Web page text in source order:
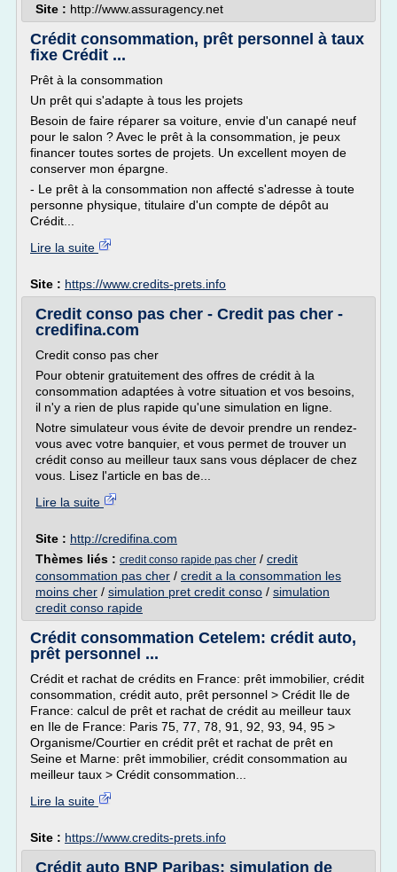
Site : http://www.assuragency.net
Crédit consommation, prêt personnel à taux
fixe Crédit ...
Prêt à la consommation
Un prêt qui s'adapte à tous les projets
Besoin de faire réparer sa voiture, envie d'un canapé neuf
pour le salon ? Avec le prêt à la consommation, je peux
financer toutes sortes de projets. Un excellent moyen de
conserver mon épargne.
- Le prêt à la consommation non affecté s'adresse à toute
personne physique, titulaire d'un compte de dépôt au
Crédit...
Lire la suite
Site : https://www.credits-prets.info
Credit conso pas cher - Credit pas cher -
credifina.com
Credit conso pas cher
Pour obtenir gratuitement des offres de crédit à la
consommation adaptées à votre situation et vos besoins,
il n'y a rien de plus rapide qu'une simulation en ligne.
Notre simulateur vous évite de devoir prendre un rendez-
vous avec votre banquier, et vous permet de trouver un
crédit conso au meilleur taux sans vous déplacer de chez
vous. Lisez l'article en bas de...
Lire la suite
Site : http://credifina.com
Thèmes liés : credit conso rapide pas cher / credit
consommation pas cher / credit a la consommation les
moins cher / simulation pret credit conso / simulation
credit conso rapide
Crédit consommation Cetelem: crédit auto,
prêt personnel ...
Crédit et rachat de crédits en France: prêt immobilier, crédit
consommation, crédit auto, prêt personnel > Crédit Ile de
France: calcul de prêt et rachat de crédit au meilleur taux
en Ile de France: Paris 75, 77, 78, 91, 92, 93, 94, 95 >
Organisme/Courtier en crédit prêt et rachat de prêt en
Seine et Marne: prêt immobilier, crédit consommation au
meilleur taux > Crédit consommation...
Lire la suite
Site : https://www.credits-prets.info
Crédit auto BNP Paribas: simulation de